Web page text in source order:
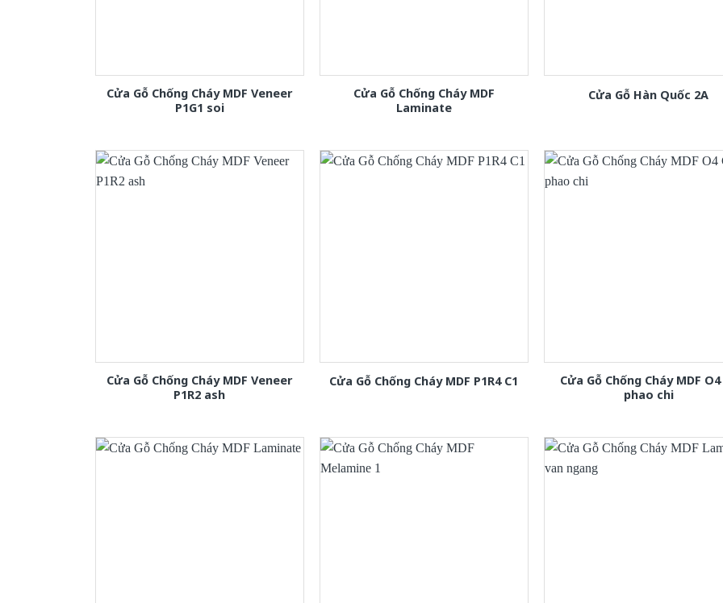
Cửa Gỗ Chống Cháy MDF Veneer
P1G1 soi
Cửa Gỗ Chống Cháy MDF
Laminate
Cửa Gỗ Hàn Quốc 2A
Cửa Gỗ Chống Cháy MDF Veneer
P1R2 ash
Cửa Gỗ Chống Cháy MDF P1R4 C1
Cửa Gỗ Chống Cháy MDF O4
phao chi